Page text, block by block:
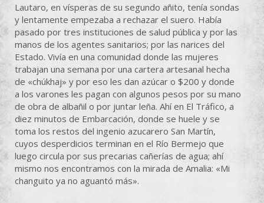
Lautaro, en vísperas de su segundo añito, tenía sondas
y lentamente empezaba a rechazar el suero. Había
pasado por tres instituciones de salud pública y por las
manos de los agentes sanitarios; por las narices del
Estado. Vivía en una comunidad donde las mujeres
trabajan una semana por una cartera artesanal hecha
de «chúkhaj» y por eso les dan azúcar o $200 y donde
a los varones les pagan con algunos pesos por su mano
de obra de albañil o por juntar leña. Ahí en El Tráfico, a
diez minutos de Embarcación, donde se huele y se
toma los restos del ingenio azucarero San Martín,
cuyos desperdicios terminan en el Río Bermejo que
luego circula por sus precarias cañerías de agua; ahí
mismo nos encontramos con la mirada de Amalia: «Mi
changuito ya no aguantó más».